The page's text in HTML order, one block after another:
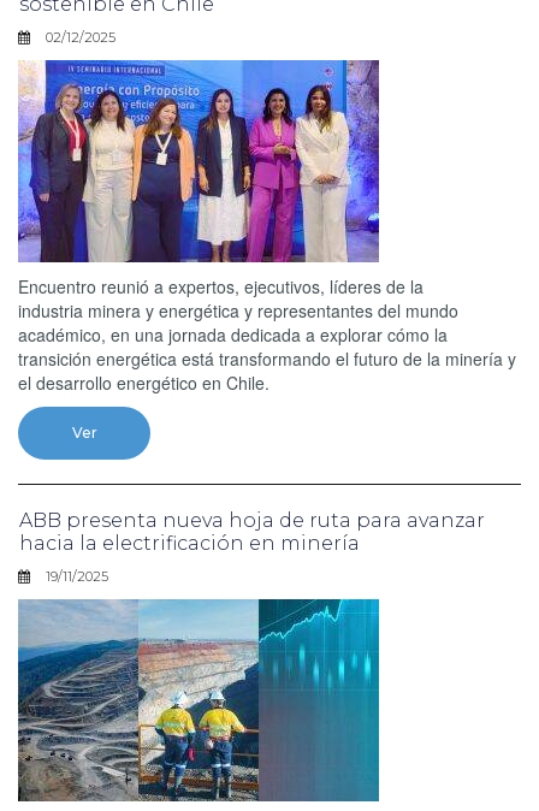
02/12/2025
Encuentro reunió a expertos, ejecutivos, líderes de la
industria minera y energética y representantes del mundo
académico, en una jornada dedicada a explorar cómo la
transición energética está transformando el futuro de la minería y
el desarrollo energético en Chile.
Ver
ABB presenta nueva hoja de ruta para avanzar
hacia la electrificación en minería
19/11/2025